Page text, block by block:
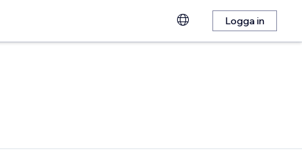
Logga in